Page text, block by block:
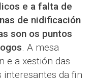
e a falta de
de nidificación
son os puntos
. A mesa
e a xestión das
da fin